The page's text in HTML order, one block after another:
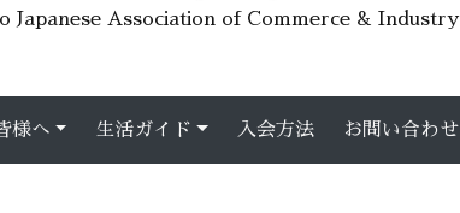
Japanese Association of Commerce & Industry
様へ 生活ガイド 入会方法 お問い合わせ